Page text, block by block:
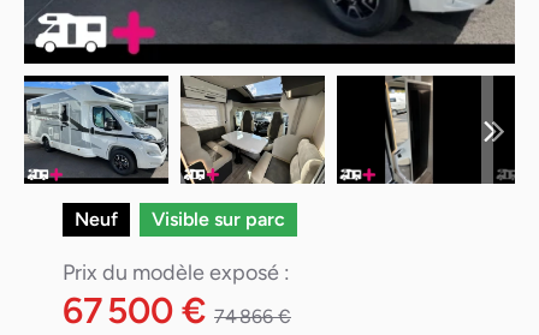
Neuf Visible sur parc
Prix du modèle exposé :
67 500 € 74 866 €